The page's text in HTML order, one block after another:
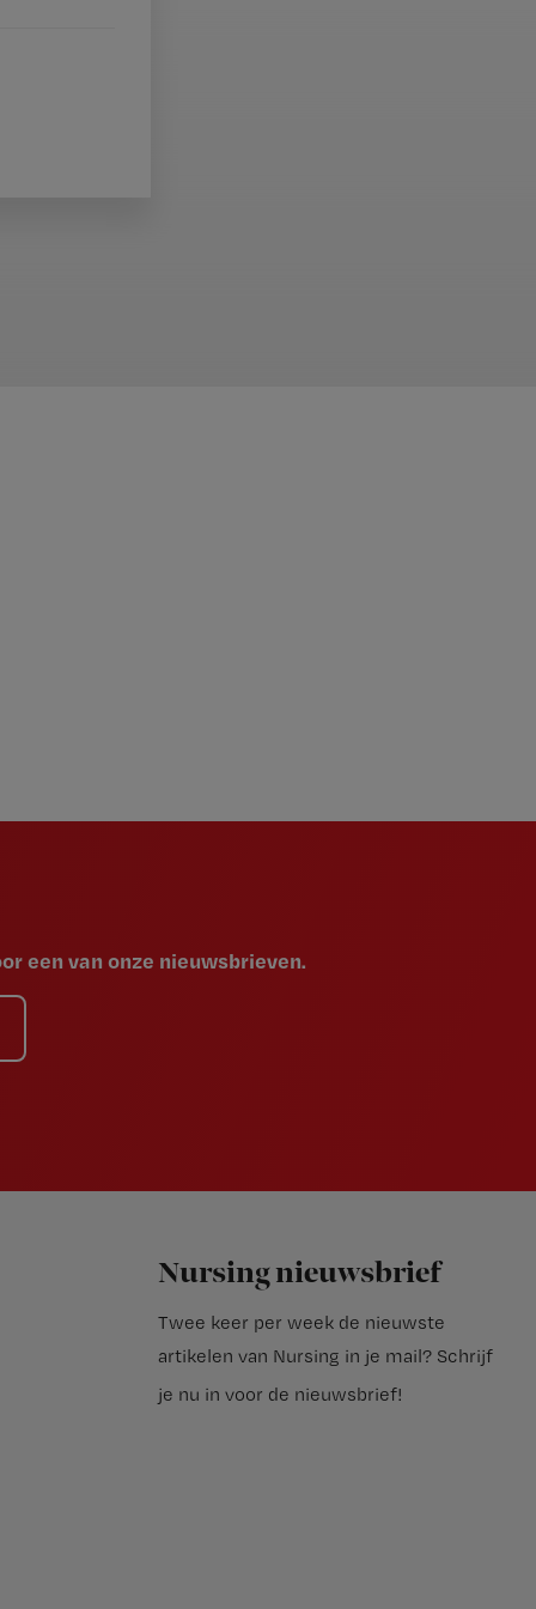
een van onze nieuwsbrieven.
Nursing nieuwsbrief
Twee keer per week de nieuwste
artikelen van Nursing in je mail? Schrijf
je nu in voor de nieuwsbrief!